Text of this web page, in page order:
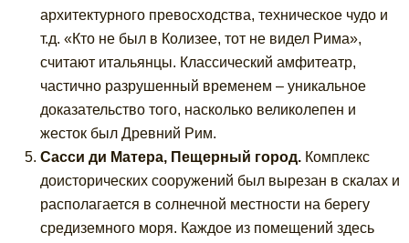
архитектурного превосходства, техническое чудо и
т.д. «Кто не был в Колизее, тот не видел Рима»,
считают итальянцы. Классический амфитеатр,
частично разрушенный временем – уникальное
доказательство того, насколько великолепен и
жесток был Древний Рим.
Сасси ди Матера, Пещерный город. Комплекс
доисторических сооружений был вырезан в скалах и
располагается в солнечной местности на берегу
средиземного моря. Каждое из помещений здесь